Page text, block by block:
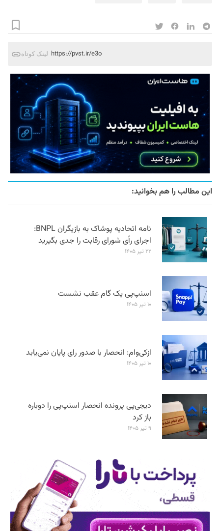
لینک کوتاه https://pvst.ir/e3o
این مطالب را هم بخوانید:
نامه اتحادیه پوشاک به بازیگران BNPL:
اجرای رأی شورای رقابت را جدی بگیرید
۲۲ تیر ۱۴۰۵
اسنپ‌پی یک گام عقب نشست
۱۰ تیر ۱۴۰۵
ازکی‌وام: انحصار با صدور رای پایان نمی‌یابد
۱۰ تیر ۱۴۰۵
دیجی‌پی پرونده انحصار اسنپ‌پی را دوباره
باز کرد
۹ تیر ۱۴۰۵